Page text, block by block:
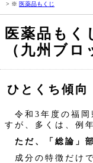
> ※ 医薬品もくじ
医薬品もく
（九州ブロ
ひとくち傾向
令和3年度の福岡
すが、多くは、例
ただ、「総論」
成分の特徴だけ